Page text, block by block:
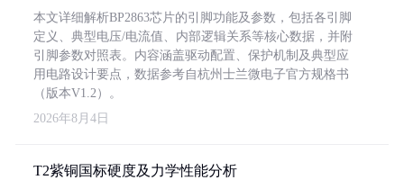
本文详细解析BP2863芯片的引脚功能及参数，包括各引脚
定义、典型电压/电流值、内部逻辑关系等核心数据，并附
引脚参数对照表。内容涵盖驱动配置、保护机制及典型应
用电路设计要点，数据参考自杭州士兰微电子官方规格书
（版本V1.2）。
2026年8月4日
T2紫铜国标硬度及力学性能分析